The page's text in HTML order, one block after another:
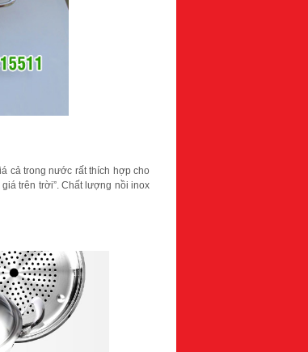
cả trong nước rất thích hợp cho
trên trời”. Chất lượng nồi inox